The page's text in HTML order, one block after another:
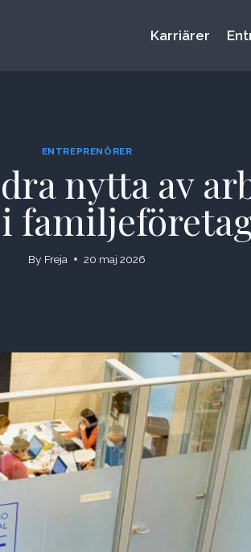
Karriärer
ENTREPRENÖRER
nytta av
By Freja 20 maj 2026